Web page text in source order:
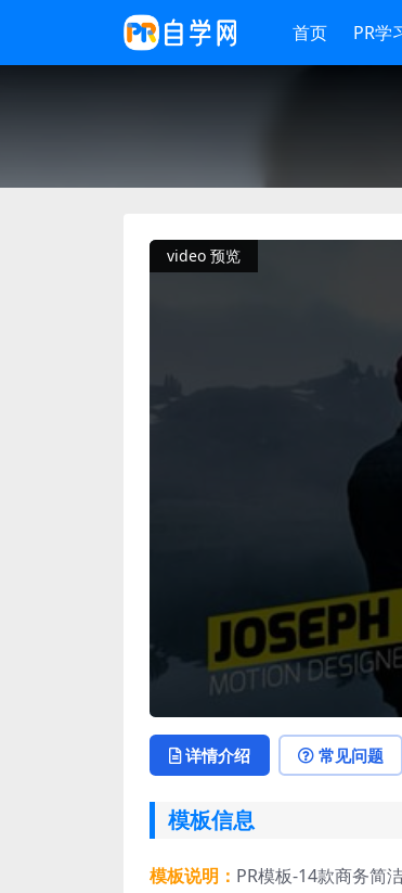
首页 PR学
video 预览
详情介绍 常见问题
模板信息
模板说明： PR模板-14款商务简